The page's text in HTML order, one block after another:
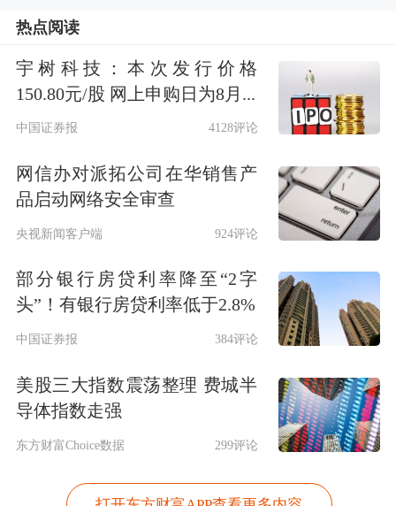
顺应趋势实现产品矩阵升级
公开资料显示，中策橡胶成立于1992
年，主要从事各类轮胎产品的研发、生
产和销售。经过30余年深耕，中策橡胶
已成功孵化“朝阳”“好运”“威狮”“金
冠”“WESTLAKE”“TRAZANO”等多个
国内外知名品牌，构建起涵盖全钢胎、
半钢胎、斜交胎、车胎四大品类的产品
矩阵，成为一汽解放、北汽福田、 比亚
伙伴。
从募集资金用途来看，中策橡胶本次的
募集资金将主要用于高性能子午线轮胎
热点阅读
宇树科技：本次发行价格
150.80元/股 网上申购日为8月...
中国证券报 4128评论
网信办对派拓公司在华销售产
品启动网络安全审查
央视新闻客户端 924评论
部分银行房贷利率降至“2字
头”！有银行房贷利率低于2.8%
中国证券报 384评论
美股三大指数震荡整理 费城半
导体指数走强
东方财富Choice数据 299评论